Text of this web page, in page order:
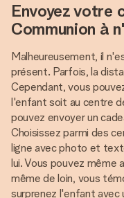
Envoyez votre
Communion à
Malheureusement, il
présent. Parfois, la
Cependant, vous
l'enfant soit au centre
pouvez envoyer un
Choisissez parmi des
ligne avec photo et
lui. Vous pouvez même
même de loin, vous
surprenez l'enfant